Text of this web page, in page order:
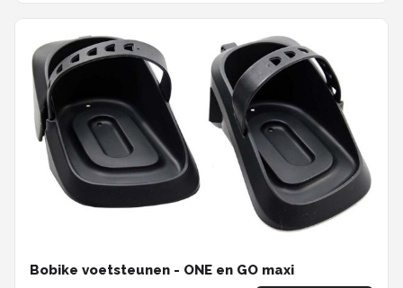
Bobike voetsteunen - ONE en GO maxi